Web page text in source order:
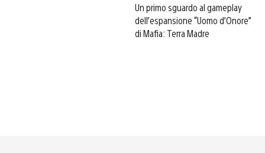
Un primo sguardo al gameplay
dell’espansione “Uomo d’Onore”
di Mafia: Terra Madre